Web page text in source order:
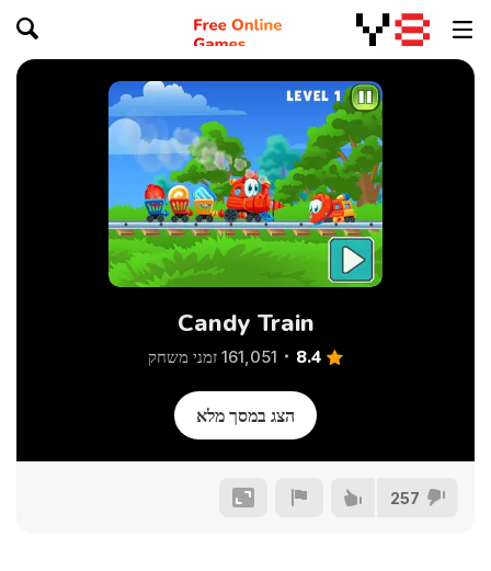
Candy Train
8.4 161,051 זמני משחק
הצג במסך מלא
257